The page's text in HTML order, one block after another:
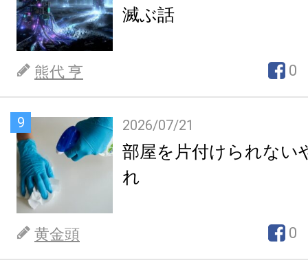
滅ぶ話
熊代 亨 0
9 2026/07/21
部屋を片付けられない
れ
黄金頭 0